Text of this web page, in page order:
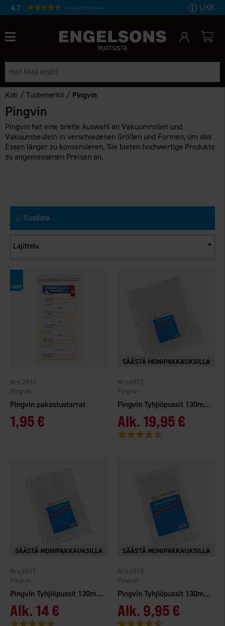
4.7 Perustuu 27232 ääneen UKK
RUOTSISTA
Koti /Tuotemerkit / Pingvin
Pingvin
Pingvin hat eine breite Auswahl an Vakuumrollen und
Vakuumbeuteln in verschiedenen Größen und Formen, um das
Essen länger zu konservieren. Sie bieten hochwertige Produkte
zu angemessenen Preisen an.
Suodata
Lajittelu
Pingvin pakastustarrat
Pingvin
2933
1,95 €
Pingvin Tyhjiöpussit 130my 25x35cm 50-pack
Pingvin
6512
Alk. 19,95 €
Arvio:
Pingvin Tyhjiöpussit 130my 20x30cm 50-pack
Pingvin
6511
Alk. 14 €
Arvio:
Pingvin Tyhjiöpussit 130my 15x25cm 50-pack
Pingvin
6510
Alk. 9,95 €
Arvio: